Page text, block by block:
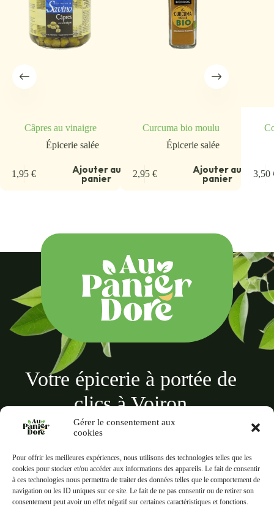
Gérer le consentement aux
cookies
Pour offrir les meilleures expériences, nous utilisons des technologies telles que les
cookies pour stocker et/ou accéder aux informations des appareils. Le fait de consentir
à ces technologies nous permettra de traiter des données telles que le comportement de
navigation ou les ID uniques sur ce site. Le fait de ne pas consentir ou de retirer son
consentement peut avoir un effet négatif sur certaines caractéristiques et fonctions.
Câpres au vinaigre
Épicerie salée
1,95€ Ajouter au
panier
Curcuma bio moulu
Épicerie salée
2,95 € Ajouter au
panier 3,50
Votre épicerie à portée de
clics à Voiron
Au panier doré
18 Rue des Terreaux, 38500 Voiron